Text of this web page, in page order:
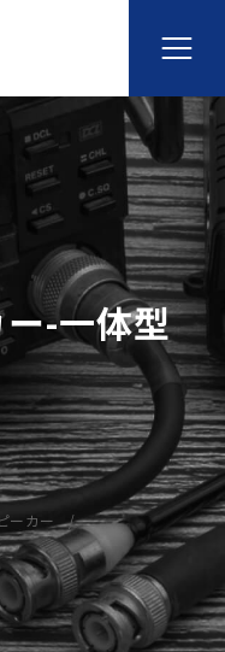
-一体型
ーカー